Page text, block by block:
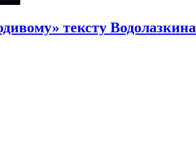
тексту Водолазкина